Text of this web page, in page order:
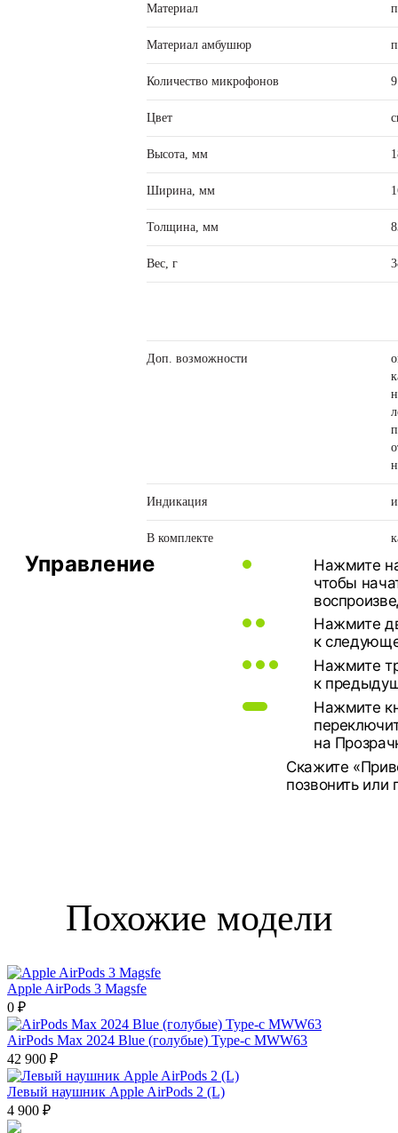
Материал
Материал амбушюр
Количество микрофонов 9
Цвет
Высота, мм
Ширина, мм
Толщина, мм
Вес, г
Доп. возможности
Индикация
В комплекте
Управление
Нажмите
чтобы
Нажмите
к
Нажмите
к
Нажмите
на
Скажите
позвонить
Похожие модели
Apple AirPods 3 Magsfe
0 ₽
AirPods Max 2024 Blue (голубые) Type-c MWW63
42 900 ₽
Левый наушник Apple AirPods 2 (L)
4 900 ₽